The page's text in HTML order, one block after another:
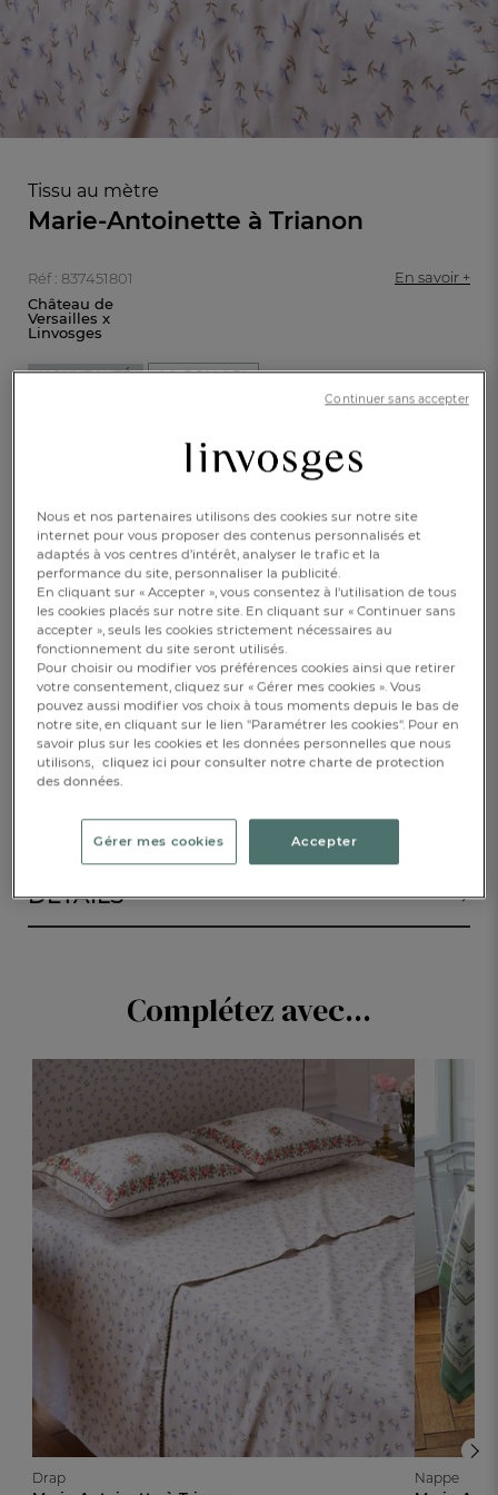
Tissu au mètre
Marie-Antoinette à Trianon
Réf : 837451801
Château de
Versailles x
Linvosges
En savoir +
NOUVEAUTÉ LA COLLAB'
288cm
1 m
Disponible
39,00 € -30% 27,30 €
AJOUTER AU PANIER
DESCRIPTION
DÉTAILS
Complétez avec...
Drap Nappe
Nous et nos partenaires utilisons des cookies sur notre site
internet pour vous proposer des contenus personnalisés et
adaptés à vos centres d’intérêt, analyser le trafic et la
performance du site, personnaliser la publicité.
En cliquant sur « Accepter », vous consentez à l'utilisation de tous
les cookies placés sur notre site. En cliquant sur « Continuer sans
accepter », seuls les cookies strictement nécessaires au
fonctionnement du site seront utilisés.
Pour choisir ou modifier vos préférences cookies ainsi que retirer
votre consentement, cliquez sur « Gérer mes cookies ». Vous
pouvez aussi modifier vos choix à tous moments depuis le bas de
notre site, en cliquant sur le lien "Paramétrer les cookies". Pour en
savoir plus sur les cookies et les données personnelles que nous
utilisons, cliquez ici pour consulter notre charte de protection
des données.
Gérer mes cookies Accepter
Continuer sans accepter